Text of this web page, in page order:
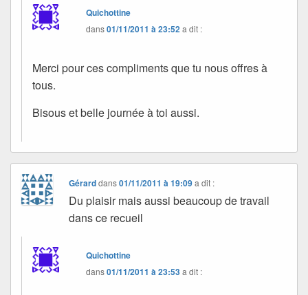
Quichottine
dans01/11/2011 à 23:52 a dit :
Merci pour ces compliments que tu nous offres à
tous.
Bisous et belle journée à toi aussi.
Gérarddans01/11/2011 à 19:09 a dit :
Du plaisir mais aussi beaucoup de travail
dans ce recueil
Quichottine
dans01/11/2011 à 23:53a dit :